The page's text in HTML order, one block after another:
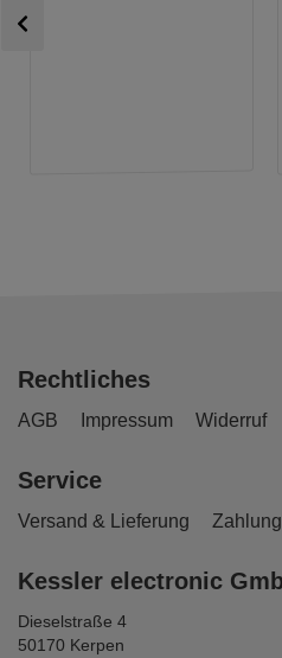
Rechtliches
AGB Impressum Widerruf
Service
Versand & Lieferung
Kessler electronic
Dieselstraße 4
50170 Kerpen